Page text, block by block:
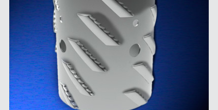
Cylindres de tamis
Éléments de filtre
Plaques de raffinage et garnitures coniques
Plaques de tamis
Rotors de tamis
LES MARQUES D'AFT
Raffinage Finebar
Système d'approche POM
Tamisage Max
Technologie d'Aikawa
MARCHÉS
Circuit de tête
Cylindres et plaques industriels
Essais et laboratoire
Fibres chimiques
Fibres mécaniques
Fibres Recyclées
Raffinage des fibres
Tamisage et séparation d'aliments
ÉQUIPEMENT
Courant de Pâte
Préparation de la pâte
Tamis
NOUVELLES